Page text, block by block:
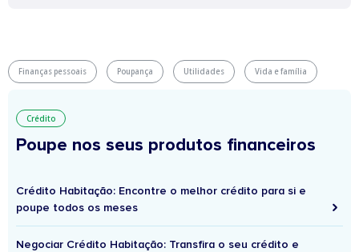
Finanças pessoais Poupança Utilidades Vida e família
Crédito
Poupe nos seus produtos financeiros
Crédito Habitação: Encontre o melhor crédito para si e
poupe todos os meses
Negociar Crédito Habitação: Transfira o seu crédito e